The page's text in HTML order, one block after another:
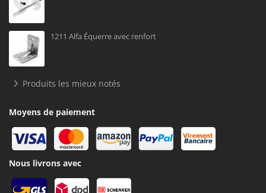
1211 Alfa Équerre avec renfort
Produits les mieux notés
Moyens de paiement
Nous livrons avec